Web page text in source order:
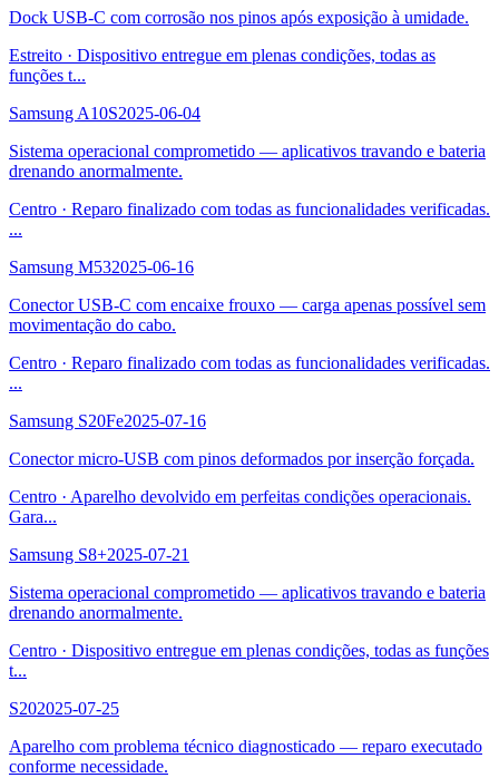
Dock USB-C com corrosão nos pinos após exposição à umidade.
Estreito · Dispositivo entregue em plenas condições, todas as
funções t...
Samsung A10S2025-06-04
Sistema operacional comprometido — aplicativos travando e bateria
drenando anormalmente.
Centro · Reparo finalizado com todas as funcionalidades verificadas.
...
Samsung M532025-06-16
Conector USB-C com encaixe frouxo — carga apenas possível sem
movimentação do cabo.
Centro · Reparo finalizado com todas as funcionalidades verificadas.
...
Samsung S20Fe2025-07-16
Conector micro-USB com pinos deformados por inserção forçada.
Centro · Aparelho devolvido em perfeitas condições operacionais.
Gara...
Samsung S8+2025-07-21
Sistema operacional comprometido — aplicativos travando e bateria
drenando anormalmente.
Centro · Dispositivo entregue em plenas condições, todas as funções
t...
S202025-07-25
Aparelho com problema técnico diagnosticado — reparo executado
conforme necessidade.